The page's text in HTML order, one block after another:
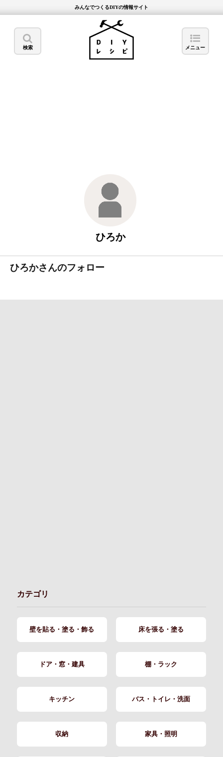
みんなでつくるDIYの情報サイト
検索 メニュー
ひろか
ひろかさんのフォロー
カテゴリ
壁を貼る・塗る・飾る 床を張る・塗る
ドア・窓・建具 棚・ラック
キッチン バス・トイレ・洗面
収納 家具・照明